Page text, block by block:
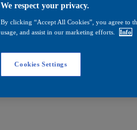
We respect your privacy.
By clicking “Accept All Cookies”, you agree to
usage, and assist in our marketing efforts.
Info
Cookies Settings